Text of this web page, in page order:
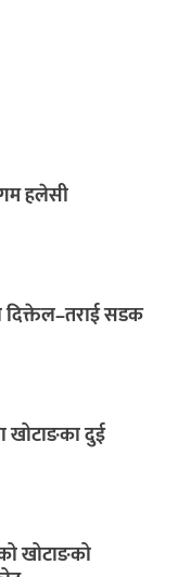
हलेसी
दिक्तेल–तराई सडक
खोटाङका दुई
खोटाङको